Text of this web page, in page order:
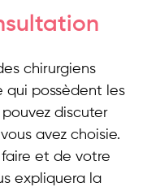
chirurgiens
qui possèdent les
discuter
avez choisie.
faire et de votre
expliquera la